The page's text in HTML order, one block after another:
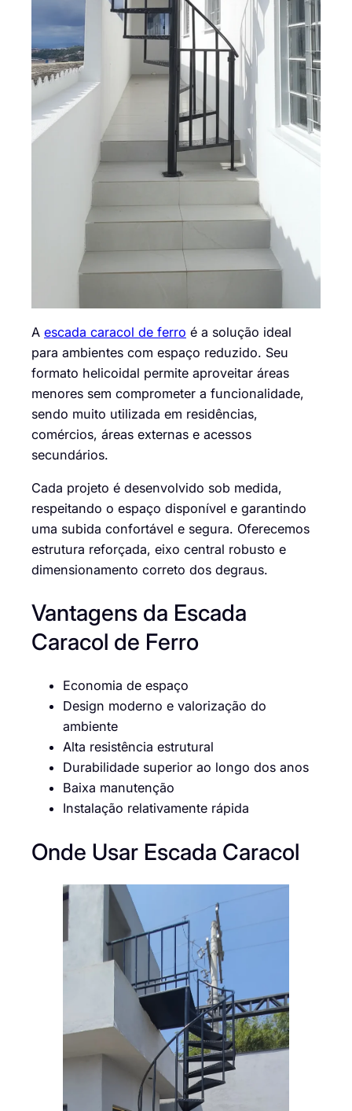
A escada caracol de ferro é a solução ideal
para ambientes com espaço reduzido. Seu
formato helicoidal permite aproveitar áreas
menores sem comprometer a funcionalidade,
sendo muito utilizada em residências,
comércios, áreas externas e acessos
secundários.
Cada projeto é desenvolvido sob medida,
respeitando o espaço disponível e garantindo
uma subida confortável e segura. Oferecemos
estrutura reforçada, eixo central robusto e
dimensionamento correto dos degraus.
Vantagens da Escada
Caracol de Ferro
Economia de espaço
Design moderno e valorização do
ambiente
Alta resistência estrutural
Durabilidade superior ao longo dos anos
Baixa manutenção
Instalação relativamente rápida
Onde Usar Escada Caracol